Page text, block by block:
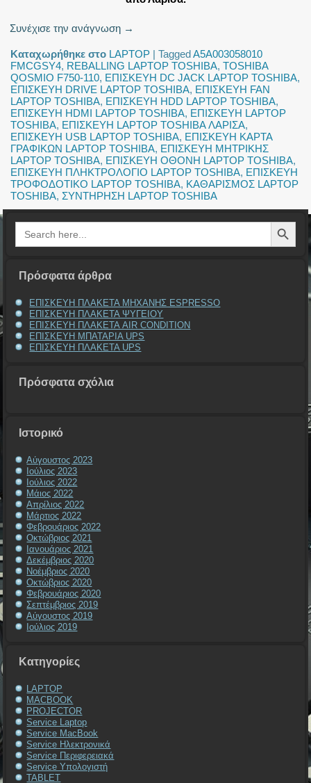
Συνέχισε την ανάγνωση →
Καταχωρήθηκε στο LAPTOP |Tagged A5A003058010
FMCGSY4, REBALLING LAPTOP TOSHIBA,TOSHIBA
QOSMIO F750-110, ΕΠΙΣΚΕΥΗ DC JACK LAPTOP TOSHIBA,
ΕΠΙΣΚΕΥΗ DRIVE LAPTOP TOSHIBA, ΕΠΙΣΚΕΥΗ FAN
LAPTOP TOSHIBA, ΕΠΙΣΚΕΥΗ HDD LAPTOP TOSHIBA,
ΕΠΙΣΚΕΥΗ HDMI LAPTOP TOSHIBA, ΕΠΙΣΚΕΥΗ LAPTOP
TOSHIBA, ΕΠΙΣΚΕΥΗ LAPTOP TOSHIBA ΛΑΡΙΣΑ,
ΕΠΙΣΚΕΥΗ USB LAPTOP TOSHIBA, ΕΠΙΣΚΕΥΗ ΚΑΡΤΑ
ΓΡΑΦΙΚΩΝ LAPTOP TOSHIBA, ΕΠΙΣΚΕΥΗ ΜΗΤΡΙΚΗΣ
LAPTOP TOSHIBA, ΕΠΙΣΚΕΥΗ ΟΘΟΝΗ LAPTOP TOSHIBA,
ΕΠΙΣΚΕΥΗ ΠΛΗΚΤΡΟΛΟΓΙΟ LAPTOP TOSHIBA, ΕΠΙΣΚΕΥΗ
ΤΡΟΦΟΔΟΤΙΚΟ LAPTOP TOSHIBA, ΚΑΘΑΡΙΣΜΟΣ LAPTOP
TOSHIBA, ΣΥΝΤΗΡΗΣΗ LAPTOP TOSHIBA
Search
for:
Search Button
Πρόσφατα άρθρα
ΕΠΙΣΚΕΥΗ ΠΛΑΚΕΤΑ ΜΗΧΑΝΗΣ ESPRESSO
ΕΠΙΣΚΕΥΗ ΠΛΑΚΕΤΑ ΨΥΓΕΙΟΥ
ΕΠΙΣΚΕΥΗ ΠΛΑΚΕΤΑ AIR CONDITION
ΕΠΙΣΚΕΥΗ ΜΠΑΤΑΡΙΑ UPS
ΕΠΙΣΚΕΥΗ ΠΛΑΚΕΤΑ UPS
Πρόσφατα σχόλια
Ιστορικό
Αύγουστος 2023
Ιούλιος 2023
Ιούλιος 2022
Μάιος 2022
Απρίλιος 2022
Μάρτιος 2022
Φεβρουάριος 2022
Οκτώβριος 2021
Ιανουάριος 2021
Δεκέμβριος 2020
Νοέμβριος 2020
Οκτώβριος 2020
Φεβρουάριος 2020
Σεπτέμβριος 2019
Αύγουστος 2019
Ιούλιος 2019
Kατηγορίες
LAPTOP
MACBOOK
PROJECTOR
Service Laptop
Service MacBook
Service Ηλεκτρονικά
Service Περιφερειακά
Service Υπολογιστή
TABLET